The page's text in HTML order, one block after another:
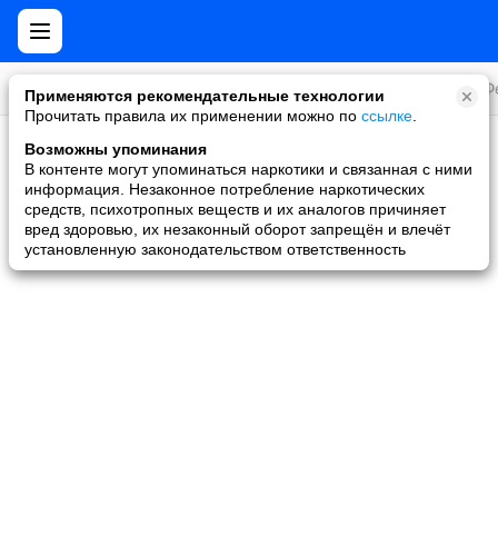
Все игры
Применяются рекомендательные технологии
Прочитать правила их применении можно по ссылке
Возможны упоминания
В контенте могут упоминаться наркотики и связанная с ними
информация. Незаконное потребление наркотических
средств, психотропных веществ и их аналогов причиняет
вред здоровью, их незаконный оборот запрещён и влечёт
установленную законодательством ответственность
Скидки и акции
Ни одной игры не найдено